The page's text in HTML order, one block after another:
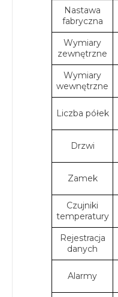
Nastawa
fabryczna
Wymiary
zewnętrzne
Wymiary
wewnętrzne
Liczba półek
Drzwi
Zamek
Czujniki
temperatury
Rejestracja
danych
Alarmy